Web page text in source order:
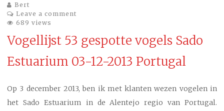
Bert
Leave a comment
689 views
Vogellijst 53 gespotte vogels Sado
Estuarium 03-12-2013 Portugal
Op 3 december 2013, ben ik met klanten wezen vogelen in
het Sado Estuarium in de Alentejo regio van Portugal.